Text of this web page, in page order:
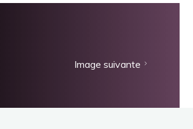
Image suivante